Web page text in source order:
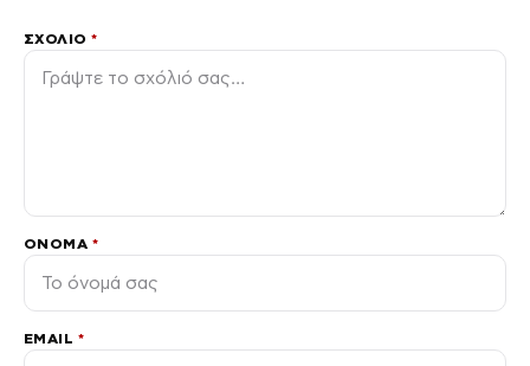
ΣΧΌΛΙΟ*
ΌΝΟΜΑ *
EMAIL *